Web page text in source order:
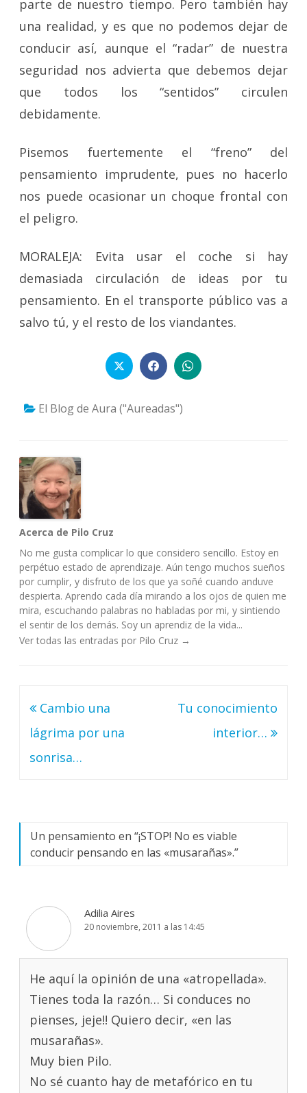
parte de nuestro tiempo. Pero también hay
una realidad, y es que no podemos dejar de
conducir así, aunque el “radar” de nuestra
seguridad nos advierta que debemos dejar
que todos los “sentidos” circulen
debidamente.
Pisemos fuertemente el “freno” del
pensamiento imprudente, pues no hacerlo
nos puede ocasionar un choque frontal con
el peligro.
MORALEJA: Evita usar el coche si hay
demasiada circulación de ideas por tu
pensamiento. En el transporte público vas a
salvo tú, y el resto de los viandantes.
El Blog de Aura ("Aureadas")
Acerca de Pilo Cruz
No me gusta complicar lo que considero sencillo. Estoy en
perpétuo estado de aprendizaje. Aún tengo muchos sueños
por cumplir, y disfruto de los que ya soñé cuando anduve
despierta. Aprendo cada día mirando a los ojos de quien me
mira, escuchando palabras no habladas por mi, y sintiendo
el sentir de los demás. Soy un aprendiz de la vida...
Ver todas las entradas por Pilo Cruz →
Navegación
de
entradas
Cambio una
lágrima por una
sonrisa…
Tu conocimiento
interior…
Un pensamiento en “¡STOP! No es viable
conducir pensando en las «musarañas».”
Adilia Aires
20 noviembre, 2011 a las 14:45
He aquí la opinión de una «atropellada».
Tienes toda la razón… Si conduces no
pienses, jeje!! Quiero decir, «en las
musarañas».
Muy bien Pilo.
No sé cuanto hay de metafórico en tu